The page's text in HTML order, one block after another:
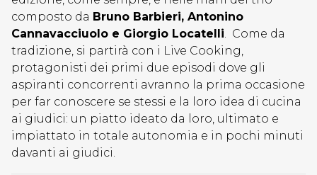
composto da Bruno Barbieri, Antonino
Cannavacciuolo e Giorgio Locatelli. Come da
tradizione, si partirà con i Live Cooking,
protagonisti dei primi due episodi dove gli
aspiranti concorrenti avranno la prima occasione
per far conoscere se stessi e la loro idea di cucina
ai giudici: un piatto ideato da loro, ultimato e
impiattato in totale autonomia e in pochi minuti
davanti ai giudici.